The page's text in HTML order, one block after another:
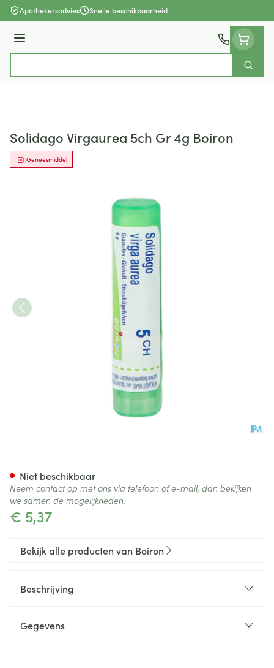
Ga naar de inhoud
Apothekersadvies Snelle beschikbaarheid
Menu
Zoek
Solidago Virgaurea 5ch Gr 4g Boiron
Geneesmiddel
€ 5,37
Niet beschikbaar
Neem contact op met ons via telefoon of e-mail, dan bekijken
we samen de mogelijkheden.
Bekijk alle producten van Boiron
Beschrijving
Gegevens